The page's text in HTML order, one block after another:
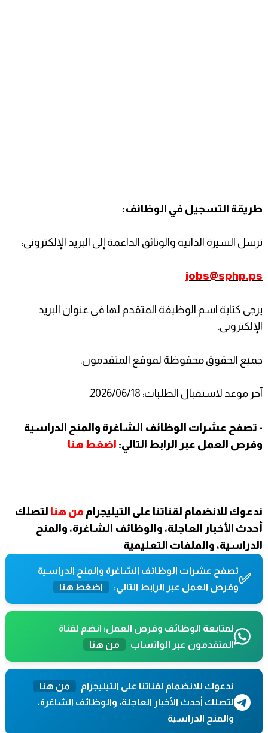
طريقة التسجيل في الوظائف:
ترسل السيرة الذاتية والوثائق الداعمة إلى البريد الإلكتروني:
jobs@sphp.ps
يرجى كتابة اسم الوظيفة المتقدم لها في عنوان البريد
الإلكتروني.
جميع الحقوق محفوظة لموقع المتقدمون.
آخر موعد لاستقبال الطلبات: 2026/06/18.
- تصفح عشرات الوظائف الشاغرة والمنح الدراسية
وفرص العمل عبر الرابط التالي: اضغط هنا
ندعوك للانضمام لقناتنا على التيليجرام من هنا لتصلك
أحدث الأخبار العاجلة، والوظائف الشاغرة، والمنح
الدراسية، والملفات التعليمية
✅تصفح عشرات الوظائف الشاغرة والمنح الدراسية
وفرص العمل عبر الرابط التالي:
اضغط هنا
لمتابعة الوظائف وفرص العمل؛ انضم لقناة
المتقدمون عبر الواتساب
من هنا
ندعوك للانضمام لقناتنا على التيليجرام
من هنا
لتصلك أحدث الأخبار العاجلة، والوظائف الشاغرة،
والمنح الدراسية